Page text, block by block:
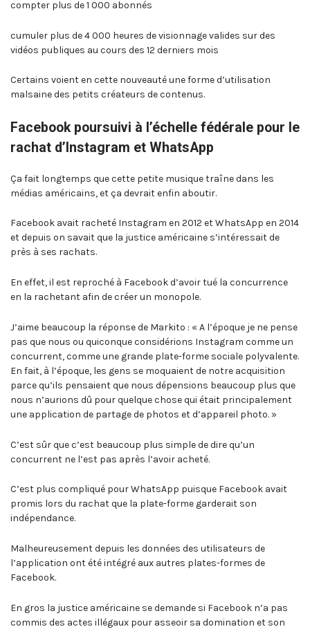
compter plus de 1 000 abonnés
cumuler plus de 4 000 heures de visionnage valides sur des
vidéos publiques au cours des 12 derniers mois
Certains voient en cette nouveauté une forme d’utilisation
malsaine des petits créateurs de contenus.
Facebook poursuivi à l’échelle fédérale pour le
rachat d’Instagram et WhatsApp
Ça fait longtemps que cette petite musique traîne dans les
médias américains, et ça devrait enfin aboutir.
Facebook avait racheté Instagram en 2012 et WhatsApp en 2014
et depuis on savait que la justice américaine s’intéressait de
près à ses rachats.
En effet, il est reproché à Facebook d’avoir tué la concurrence
en la rachetant afin de créer un monopole.
J’aime beaucoup la réponse de Markito : « A l’époque je ne pense
pas que nous ou quiconque considérions Instagram comme un
concurrent, comme une grande plate-forme sociale polyvalente.
En fait, à l’époque, les gens se moquaient de notre acquisition
parce qu’ils pensaient que nous dépensions beaucoup plus que
nous n’aurions dû pour quelque chose qui était principalement
une application de partage de photos et d’appareil photo. »
C’est sûr que c’est beaucoup plus simple de dire qu’un
concurrent ne l’est pas après l’avoir acheté.
C’est plus compliqué pour WhatsApp puisque Facebook avait
promis lors du rachat que la plate-forme garderait son
indépendance.
Malheureusement depuis les données des utilisateurs de
l’application ont été intégré aux autres plates-formes de
Facebook.
En gros la justice américaine se demande si Facebook n’a pas
commis des actes illégaux pour asseoir sa domination et son